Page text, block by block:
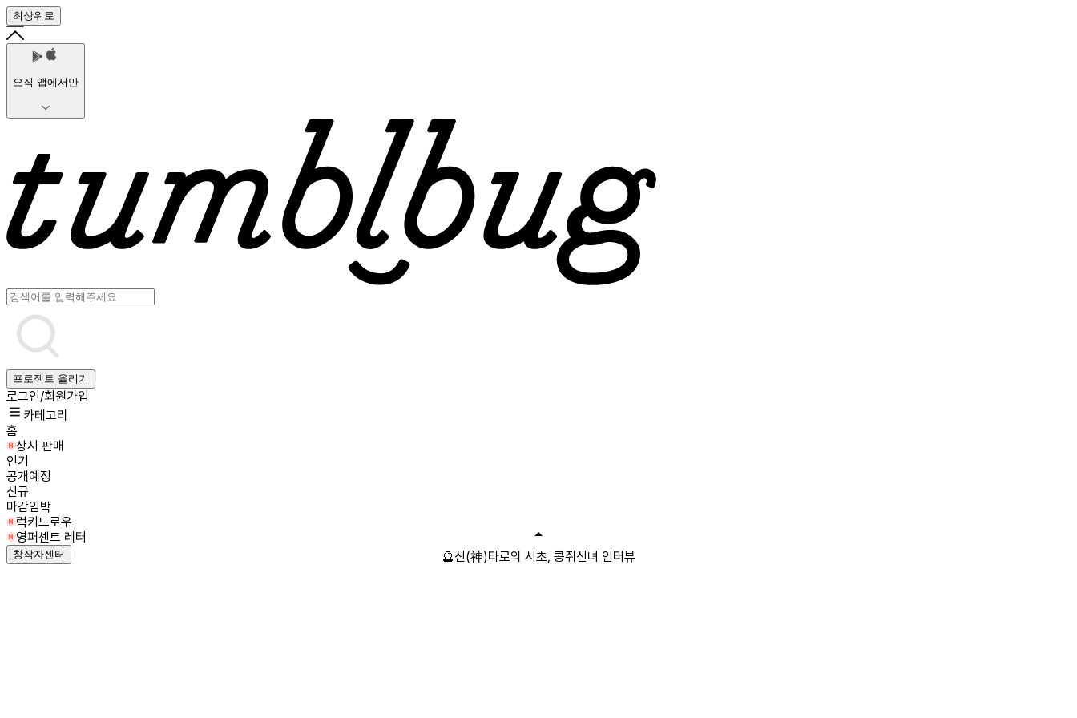
최상위로
오직 앱에서만
프로젝트 올리기
로그인/회원가입
카테고리
홈
상시 판매
인기
공개예정
신규
마감임박
럭키드로우
영퍼센트 레터
창작자센터 🔮신(神)타로의 시초, 콩쥐신녀 인터뷰